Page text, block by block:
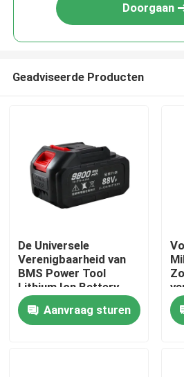
Huis
Producten
Doorgaan
Geadviseerde Producten
De Universele
Verenigbaarheid van
BMS Power Tool
Lithium Ion Battery
6.3W voor Boor
Aanvraag sturen